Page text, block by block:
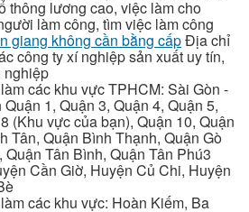
thông lương cao, việc làm cho
làm công, tìm việc làm công
giang không cần bằng cấpĐịa chỉ
công ty xí nghiệp sản xuất uy tín,
nghiệp
các khu vực TPHCM: Sài Gòn -
1, Quận 3, Quận 4, Quận 5,
(Khu vực của bạn), Quận 10, Quận
Tân, Quận Bình Thạnh, Quận Gò
Tân Bình, Quận Tân Phú3
Cần Giờ, Huyện Củ Chi, Huyện
các khu vực: Hoàn Kiếm, Ba